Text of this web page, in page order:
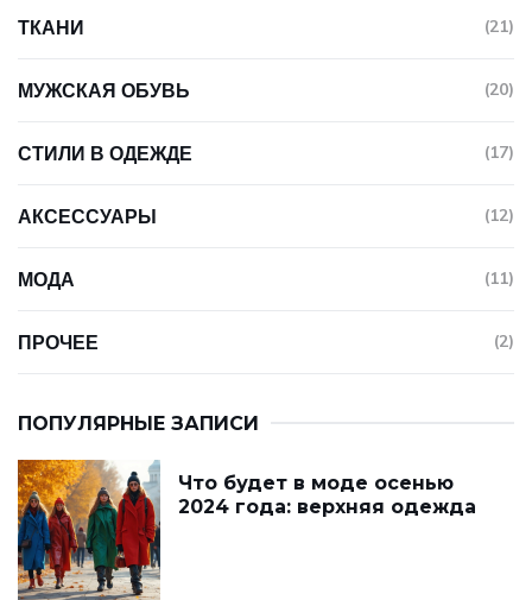
ТКАНИ (21)
МУЖСКАЯ ОБУВЬ (20)
СТИЛИ В ОДЕЖДЕ (17)
АКСЕССУАРЫ (12)
МОДА (11)
ПРОЧЕЕ (2)
ПОПУЛЯРНЫЕ ЗАПИСИ
Что будет в моде осенью
2024 года: верхняя одежда